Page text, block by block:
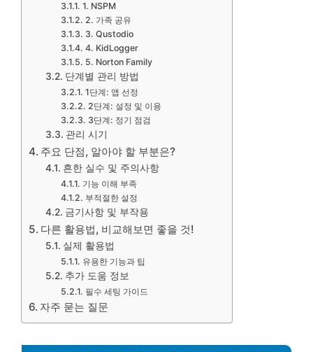
1. NSPM
2. 가족 공유
3. Qustodio
4. KidLogger
5. Norton Family
단계별 관리 방법
1단계: 앱 선정
2단계: 설정 및 이용
3단계: 정기 점검
관리 시기
주요 단점, 알아야 할 부분은?
흔한 실수 및 주의사항
기능 이해 부족
부적절한 설정
금기사항 및 부작용
다른 활용법, 비교해보면 좋을 것!
실제 활용법
유용한 기능과 팁
추가 도움 정보
필수 세팅 가이드
자주 묻는 질문